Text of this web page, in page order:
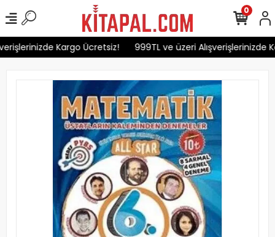
Kargo Ücretsiz! 999TL ve üzeri Alışverişlerinizde
0